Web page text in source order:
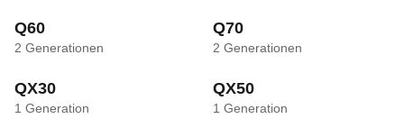
Q60
2 Generationen
Q70
2 Generationen
QX30
1 Generation
QX50
1 Generation